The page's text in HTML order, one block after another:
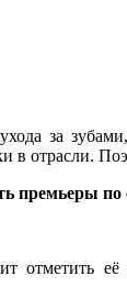
за
в отрасли.
премьеры по
отметить